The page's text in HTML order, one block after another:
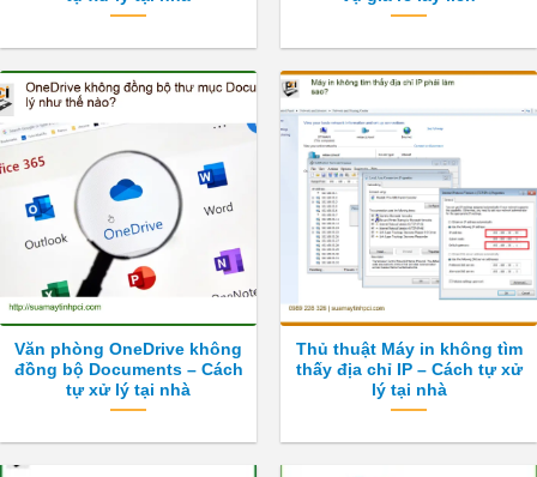
Văn phòng OneDrive không
đồng bộ Documents – Cách
tự xử lý tại nhà
Thủ thuật Máy in không tìm
thấy địa chỉ IP – Cách tự xử
lý tại nhà